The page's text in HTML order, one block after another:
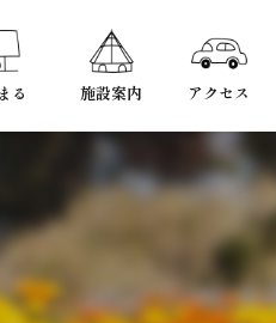
る 施設案内 アクセス